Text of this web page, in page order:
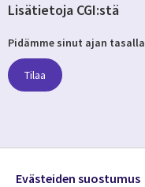
Lisätietoja CGI:stä
Pidämme sinut ajan tasalla
Tilaa
Evästeiden suostumus